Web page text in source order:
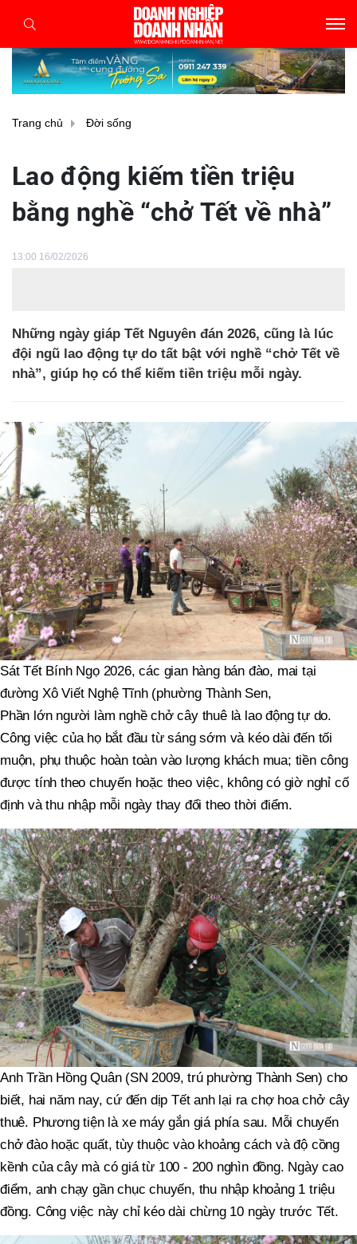
Trang chủ Đời sống
Lao động kiếm tiền triệu
bằng nghề “chở Tết về nhà”
13:00 16/02/2026
Những ngày giáp Tết Nguyên đán 2026, cũng là lúc
đội ngũ lao động tự do tất bật với nghề “chở Tết về
nhà”, giúp họ có thể kiếm tiền triệu mỗi ngày.
Sát Tết Bính Ngọ 2026, các gian hàng bán đào, mai tại
đường Xô Viết Nghệ Tĩnh (phường Thành Sen,
Phần lớn người làm nghề chở cây thuê là lao động tự do.
Công việc của họ bắt đầu từ sáng sớm và kéo dài đến tối
muộn, phụ thuộc hoàn toàn vào lượng khách mua; tiền công
được tính theo chuyến hoặc theo việc, không có giờ nghỉ cố
định và thu nhập mỗi ngày thay đổi theo thời điểm.
Anh Trần Hồng Quân (SN 2009, trú phường Thành Sen) cho
biết, hai năm nay, cứ đến dịp Tết anh lại ra chợ hoa chở cây
thuê. Phương tiện là xe máy gắn giá phía sau. Mỗi chuyến
chở đào hoặc quất, tùy thuộc vào khoảng cách và độ cồng
kềnh của cây mà có giá từ 100 - 200 nghìn đồng. Ngày cao
điểm, anh chạy gần chục chuyến, thu nhập khoảng 1 triệu
đồng. Công việc này chỉ kéo dài chừng 10 ngày trước Tết.